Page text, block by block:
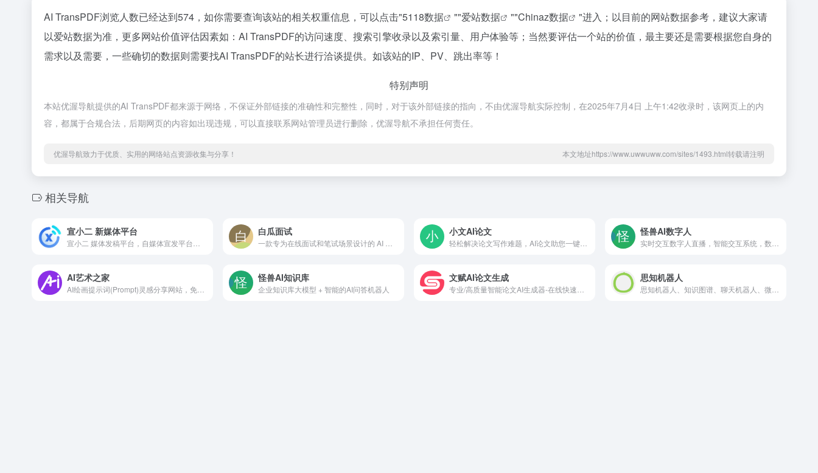
AI TransPDF浏览人数已经达到574，如你需要查询该站的相关权重信息，可以点击"5118数据 ""爱站数据 ""Chinaz数据
"进入；以目前的网站数据参考，建议大家请
以爱站数据为准，更多网站价值评估因素如：AI TransPDF的访问速度、搜索引擎收录以及索引量、用户体验等；当然要评估一个站的价值，最主要还是需要根据您自身的
需求以及需要，一些确切的数据则需要找AI TransPDF的站长进行洽谈提供。如该站的IP、PV、跳出率等！
特别声明
本站优渥导航提供的AI TransPDF都来源于网络，不保证外部链接的准确性和完整性，同时，对于该外部链接的指向，不由优渥导航实际控制，在2025年7月4日 上午1:42收录时，该网页上的内
容，都属于合规合法，后期网页的内容如出现违规，可以直接联系网站管理员进行删除，优渥导航不承担任何责任。
优渥导航致力于优质、实用的网络站点资源收集与分享！ 本文地址https://www.uwwuww.com/sites/1493.html转载请注明
相关导航
宣小二 新媒体平台 白瓜面试 小文AI论文 怪兽AI数字人
AI艺术之家 怪兽AI知识库
企业知识库大模型 + 智能的AI问答机器人
文赋AI论文生成 思知机器人